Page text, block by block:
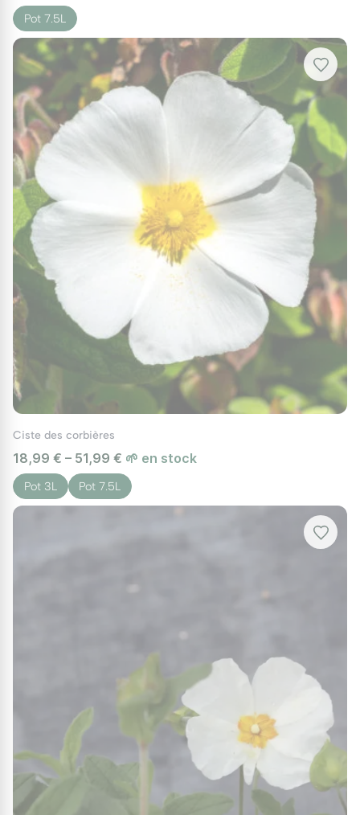
Pot 7.5L
Ciste des corbières
18,99 € – 51,99 € 🌱 en stock
Pot 3L Pot 7.5L